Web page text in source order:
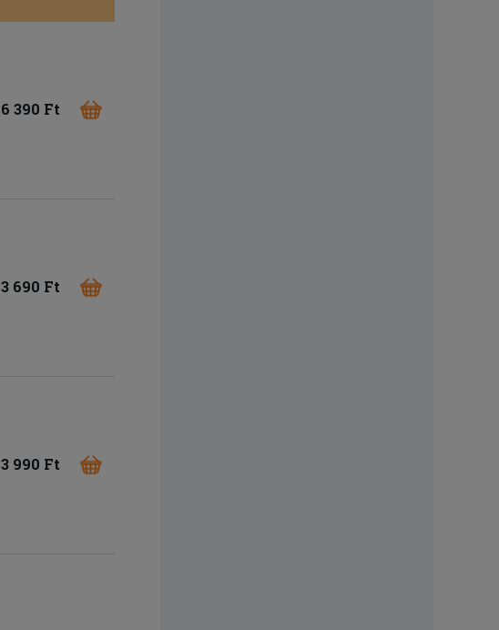
6 390 Ft
3 690 Ft
3 990 Ft